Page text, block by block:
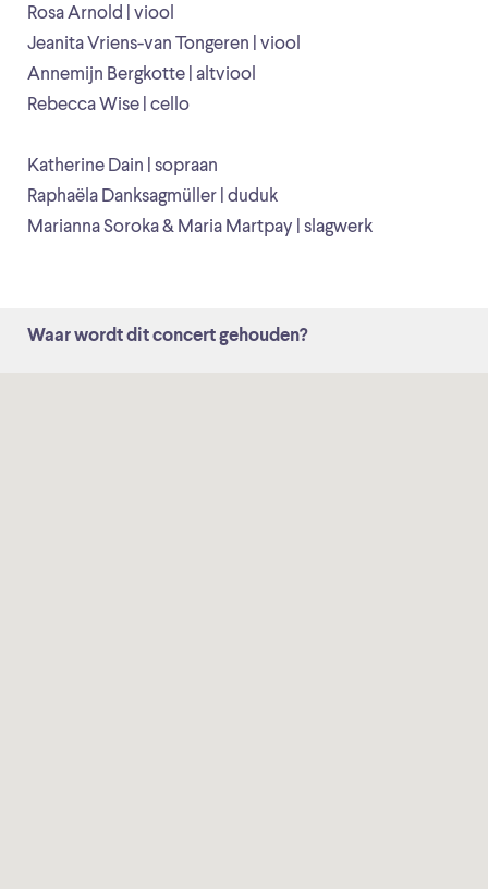
Rosa Arnold | viool
Jeanita Vriens-van Tongeren | viool
Annemijn Bergkotte | altviool
Rebecca Wise | cello
Katherine Dain | sopraan
Raphaëla Danksagmüller | duduk
Marianna Soroka & Maria Martpay | slagwerk
Waar wordt dit concert gehouden?